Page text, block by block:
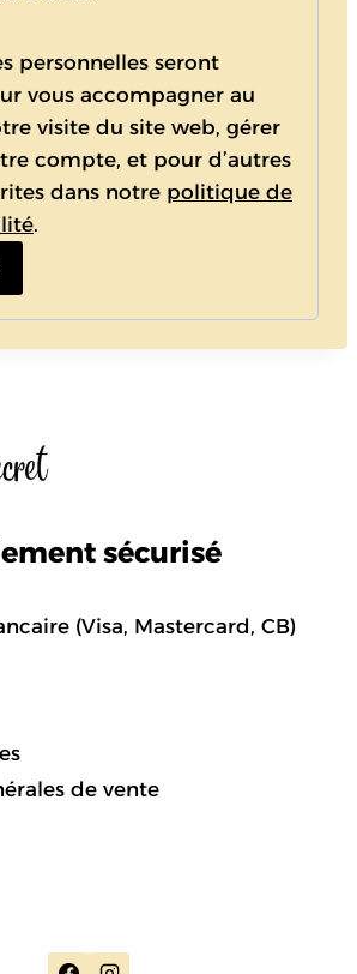
o
i
personnelles seront
vous accompagner au
visite du site web, gérer
compte, et pour d’autres
dans notre politique de
.
sécurisé
(Visa, Mastercard, CB)
de vente